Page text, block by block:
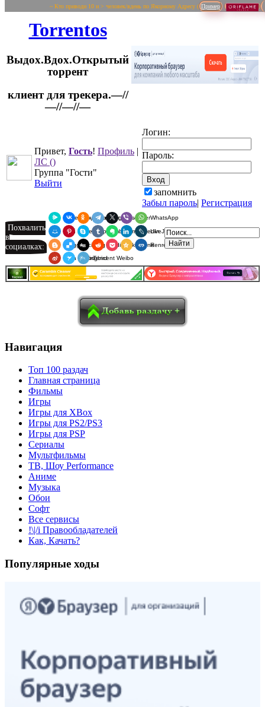
~ Кто приводи 10 и > человек/вдень по Якорному Адресу ( Пример
Torrentos
Выдох.Вдох.Открытый
торрент
Привет, Гость! Профиль |
ЛС ()
Группа "Гости"
Выйти
Логин:
Пароль:
запомнить
Забыл пароль| Регистрация
Похвалить
в
социалках:
Я.Мессенджер
ВКонтакте
Одноклассники
Telegram
X ViberWhatsApp
Мой МирPinterest
SkypeTumblrEvernoteLinkedInLiveJournal
BloggerDelicious
Digg redditPocketQzoneRenren
Sina Weibo
SurfingbirdTencent Weibo
Навигация
Топ 100 раздач
Главная страница
Фильмы
Игры
Игры для XBox
Игры для PS2/PS3
Игры для PSP
Сериалы
Мультфильмы
ТВ, Шоу Performance
Аниме
Музыка
Обои
Софт
Все сервисы
!\|/i Правообладателей
Как, Качать?
Популярные ходы